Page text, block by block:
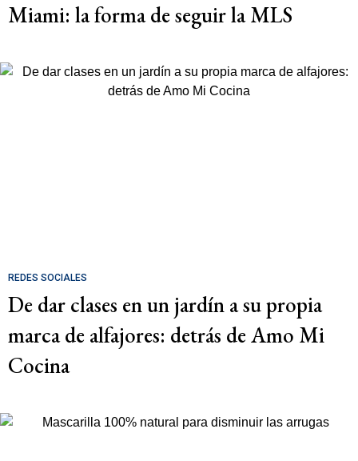
Miami: la forma de seguir la MLS
REDES SOCIALES
De dar clases en un jardín a su propia
marca de alfajores: detrás de Amo Mi
Cocina